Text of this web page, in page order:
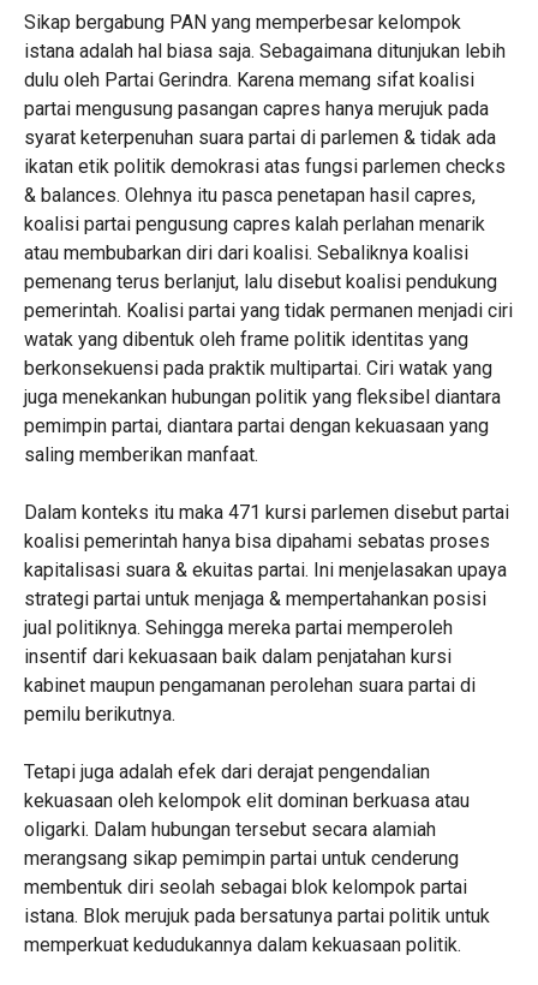
Sikap bergabung PAN yang memperbesar kelompok
istana adalah hal biasa saja. Sebagaimana ditunjukan lebih
dulu oleh Partai Gerindra. Karena memang sifat koalisi
partai mengusung pasangan capres hanya merujuk pada
syarat keterpenuhan suara partai di parlemen & tidak ada
ikatan etik politik demokrasi atas fungsi parlemen checks
& balances. Olehnya itu pasca penetapan hasil capres,
koalisi partai pengusung capres kalah perlahan menarik
atau membubarkan diri dari koalisi. Sebaliknya koalisi
pemenang terus berlanjut, lalu disebut koalisi pendukung
pemerintah. Koalisi partai yang tidak permanen menjadi ciri
watak yang dibentuk oleh frame politik identitas yang
berkonsekuensi pada praktik multipartai. Ciri watak yang
juga menekankan hubungan politik yang fleksibel diantara
pemimpin partai, diantara partai dengan kekuasaan yang
saling memberikan manfaat.
Dalam konteks itu maka 471 kursi parlemen disebut partai
koalisi pemerintah hanya bisa dipahami sebatas proses
kapitalisasi suara & ekuitas partai. Ini menjelasakan upaya
strategi partai untuk menjaga & mempertahankan posisi
jual politiknya. Sehingga mereka partai memperoleh
insentif dari kekuasaan baik dalam penjatahan kursi
kabinet maupun pengamanan perolehan suara partai di
pemilu berikutnya.
Tetapi juga adalah efek dari derajat pengendalian
kekuasaan oleh kelompok elit dominan berkuasa atau
oligarki. Dalam hubungan tersebut secara alamiah
merangsang sikap pemimpin partai untuk cenderung
membentuk diri seolah sebagai blok kelompok partai
istana. Blok merujuk pada bersatunya partai politik untuk
memperkuat kedudukannya dalam kekuasaan politik.